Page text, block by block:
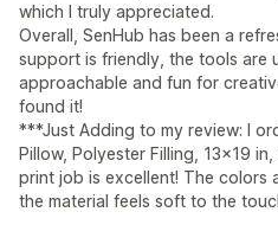
which I truly appreciated.
Overall, SenHub has been a
support is friendly, the tools are
approachable and fun for
found it!
***Just Adding to my review: I
Pillow, Polyester Filling, 13x19
print job is excellent! The colors
the material feels soft to the